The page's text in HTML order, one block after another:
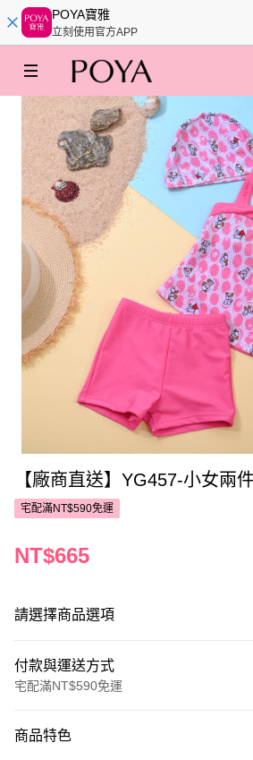
POYA寶雅
立刻使用官方APP
【廠商直送】YG457-小女兩
宅配滿NT$590免運
NT$665
請選擇商品選項
付款與運送方式
宅配滿NT$590免運
POYA支付
商品特色